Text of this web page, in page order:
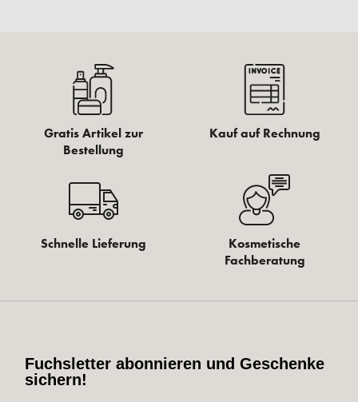
Gratis Artikel zur
Bestellung
Kauf auf Rechnung
Schnelle Lieferung
Kosmetische
Fachberatung
Fuchsletter abonnieren und Geschenke
sichern!